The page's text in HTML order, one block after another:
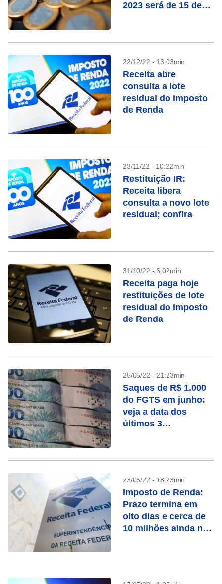
2023 será de 15 de
22/12/22 - 13:03min
Receita abre
consulta a lote
residual do Imposto
de Renda
23/11/22 - 10:22min
Restituição IR:
Receita libera
consulta a novo lote
residual; confira
31/10/22 - 6:02min
Receita paga hoje
restituições de lote
residual do Imposto
de Renda
25/05/22 - 21:23min
Saques de R$ 1.000
do FGTS em junho:
veja a data dos
últimos 3
23/05/22 - 18:23min
Imposto de Renda:
Prazo termina em
oito dias e cerca de
10 milhões ainda não